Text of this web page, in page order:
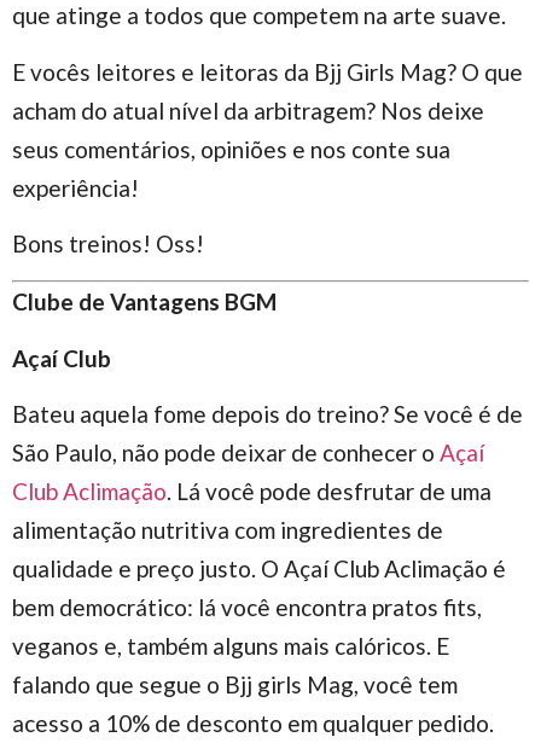
que atinge a todos que competem na arte suave.
E vocês leitores e leitoras da Bjj Girls Mag? O que
acham do atual nível da arbitragem? Nos deixe
seus comentários, opiniões e nos conte sua
experiência!
Bons treinos! Oss!
Clube de Vantagens BGM
Açaí Club
Bateu aquela fome depois do treino? Se você é de
São Paulo, não pode deixar de conhecer o Açaí
Club Aclimação. Lá você pode desfrutar de uma
alimentação nutritiva com ingredientes de
qualidade e preço justo. O Açaí Club Aclimação é
bem democrático: lá você encontra pratos fits,
veganos e, também alguns mais calóricos. E
falando que segue o Bjj girls Mag, você tem
acesso a 10% de desconto em qualquer pedido.